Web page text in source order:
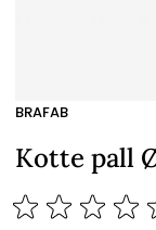
BRAFAB
Kotte pall